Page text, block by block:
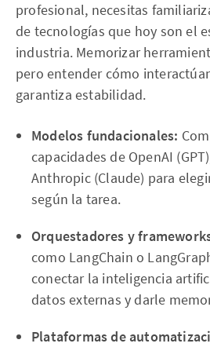
profesional, necesitas
de tecnologías que hoy son el
industria. Memorizar
pero entender cómo
garantiza estabilidad.
Modelos fundacionales:
capacidades de OpenAI
Anthropic (Claude) para
según la tarea.
Orquestadores y
como LangChain o
conectar la inteligencia
datos externas y darle
Plataformas de